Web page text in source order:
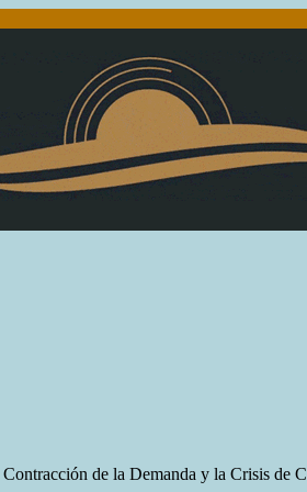
de la Demanda y la Crisis de